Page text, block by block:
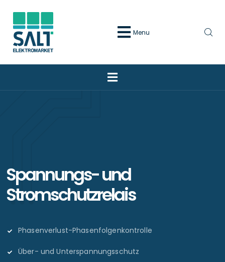
Menu
Spannungs- und
Stromschutzrelais
Phasenverlust-Phasenfolgenkontrolle
Über- und Unterspannungsschutz